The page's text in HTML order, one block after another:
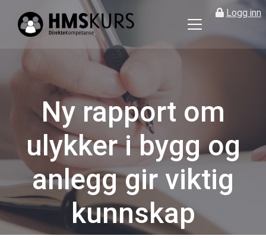
Logg inn
ledere
og
verneombud
Ny rapport om
ulykker i bygg og
anlegg gir viktig
kunnskap